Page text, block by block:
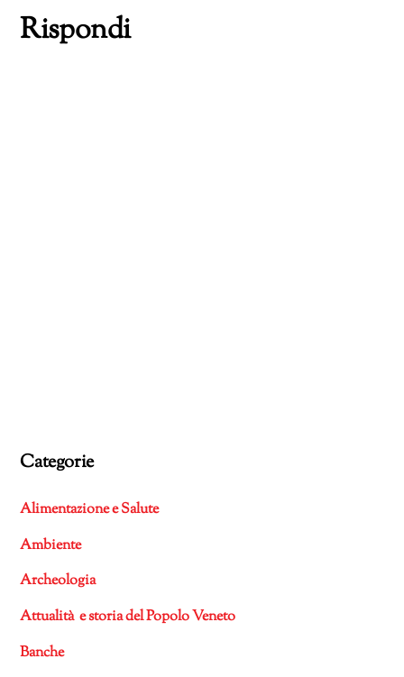
Rispondi
Categorie
Alimentazione e Salute
Ambiente
Archeologia
Attualità e storia del Popolo Veneto
Banche